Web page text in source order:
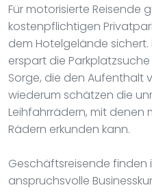
Für motorisierte Reisende
kostenpflichtigen
dem Hotelgelände sichert.
erspart die
Sorge, die den Aufenthalt
wiederum schätzen die
Leihfahrrädern, mit denen
Rädern erkunden kann.
Geschäftsreisende finden
anspruchsvolle